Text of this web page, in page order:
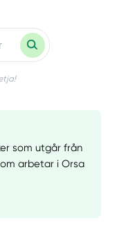
som utgår från
arbetar i Orsa